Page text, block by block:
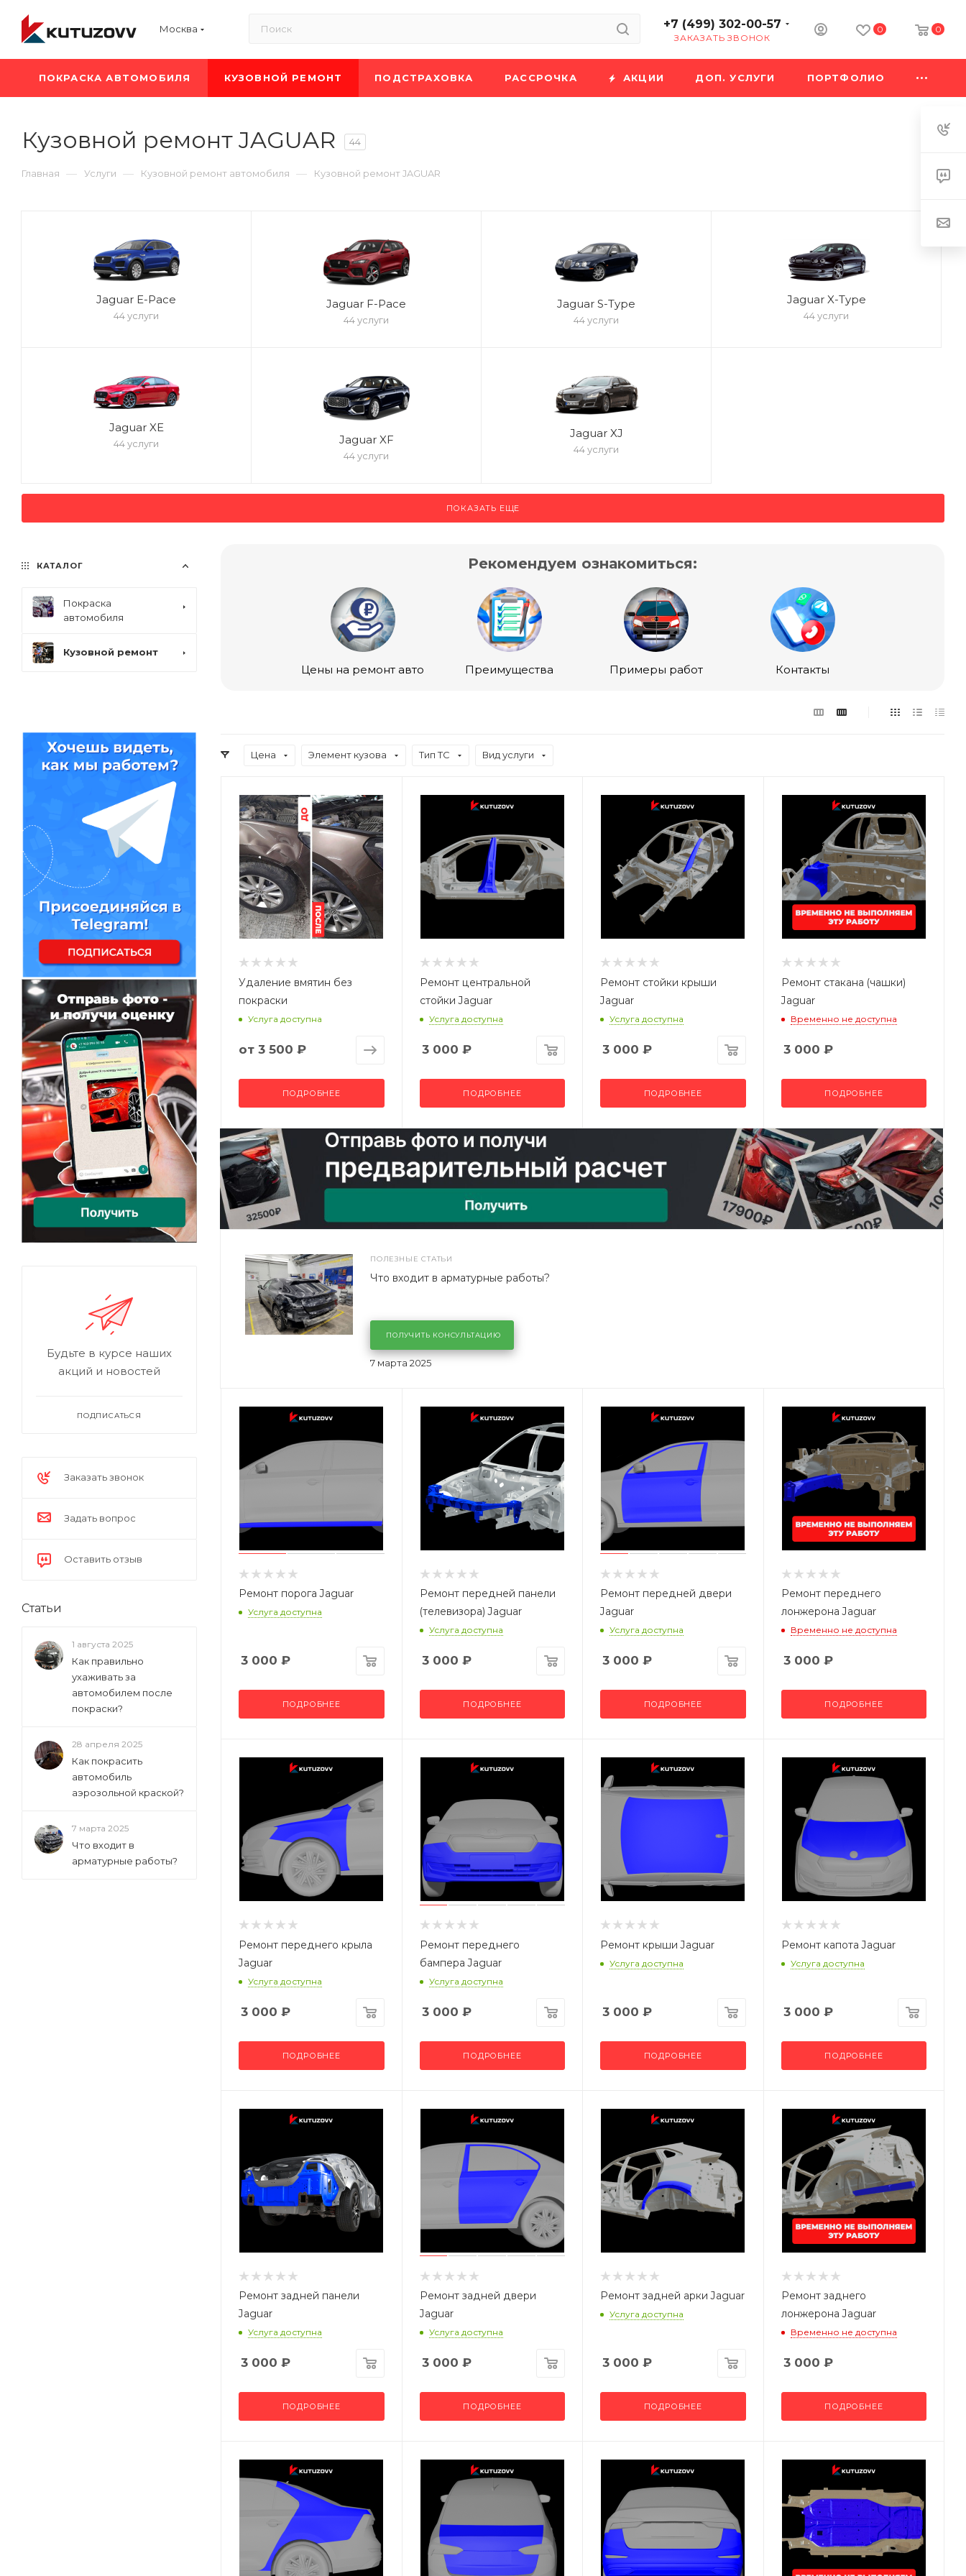
Москва +7 (499) 302-00-57
ЗАКАЗАТЬ ЗВОНОК
0 0
ПОКРАСКА АВТОМОБИЛЯ КУЗОВНОЙ РЕМОНТ ПОДСТРАХОВКА РАССРОЧКА АКЦИИ ДОП. УСЛУГИ ПОРТФОЛИО
Кузовной ремонт JAGUAR 44
Главная — Услуги — Кузовной ремонт автомобиля — Кузовной ремонт JAGUAR
Jaguar E-Pace
44 услуги
Jaguar F-Pace
44 услуги
Jaguar S-Type
44 услуги
Jaguar X-Type
44 услуги
Jaguar XE
44 услуги Jaguar XF
44 услуги
Jaguar XJ
44 услуги
ПОКАЗАТЬ ЕЩЕ
Рекомендуем ознакомиться:
Цены на ремонт авто Преимущества Примеры работ Контакты
Цена Элемент кузова Тип ТС Вид услуги
Удаление вмятин без
покраски
Услуга доступна
от 3 500 ₽
ПОДРОБНЕЕ
Ремонт центральной
стойки Jaguar
Услуга доступна
3 000 ₽
ПОДРОБНЕЕ
Ремонт стойки крыши
Jaguar
Услуга доступна
3 000 ₽
ПОДРОБНЕЕ
Ремонт стакана (чашки)
Jaguar
Временно не доступна
3 000 ₽
ПОДРОБНЕЕ
ПОЛЕЗНЫЕ СТАТЬИ
7 марта 2025
Что входит в арматурные работы?
ПОЛУЧИТЬ КОНСУЛЬТАЦИЮ
Ремонт порога Jaguar
Услуга доступна
3 000 ₽
ПОДРОБНЕЕ
Ремонт передней панели
(телевизора) Jaguar
Услуга доступна
3 000 ₽
ПОДРОБНЕЕ
Ремонт передней двери
Jaguar
Услуга доступна
3 000 ₽
ПОДРОБНЕЕ
Ремонт переднего
лонжерона Jaguar
Временно не доступна
3 000 ₽
ПОДРОБНЕЕ
Ремонт переднего крыла
Jaguar
Услуга доступна
3 000 ₽
ПОДРОБНЕЕ
Ремонт переднего
бампера Jaguar
Услуга доступна
3 000 ₽
ПОДРОБНЕЕ
Ремонт крыши Jaguar
Услуга доступна
3 000 ₽
ПОДРОБНЕЕ
Ремонт капота Jaguar
Услуга доступна
3 000 ₽
ПОДРОБНЕЕ
Ремонт задней панели
Jaguar
Услуга доступна
3 000 ₽
ПОДРОБНЕЕ
Ремонт задней двери
Jaguar
Услуга доступна
3 000 ₽
ПОДРОБНЕЕ
Ремонт задней арки Jaguar
Услуга доступна
3 000 ₽
ПОДРОБНЕЕ
Ремонт заднего
лонжерона Jaguar
Временно не доступна
3 000 ₽
ПОДРОБНЕЕ
КАТАЛОГ
Покраска
автомобиля
Кузовной ремонт
Будьте в курсе наших
акций и новостей
ПОДПИСАТЬСЯ
Заказать звонок
Задать вопрос
Оставить отзыв
Статьи
1 августа 2025
Как правильно
ухаживать за
автомобилем после
покраски?
28 апреля 2025
Как покрасить
автомобиль
аэрозольной краской?
7 марта 2025
Что входит в
арматурные работы?